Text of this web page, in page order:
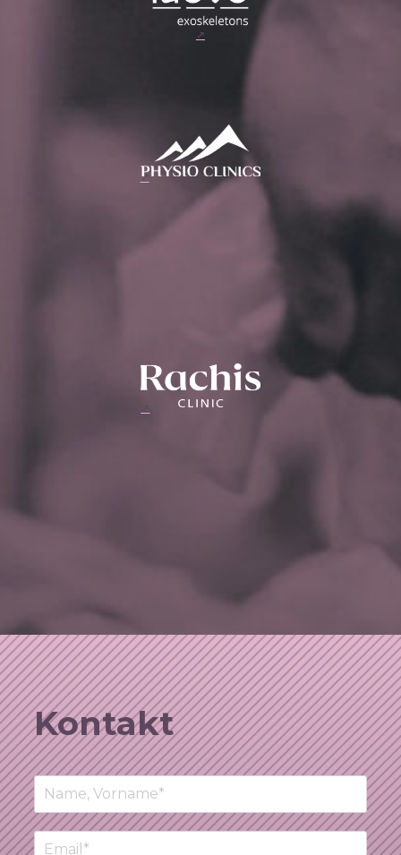
Kontakt